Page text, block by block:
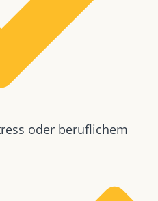
oder beruflichem